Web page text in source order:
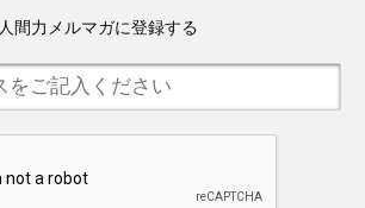
人間力メルマガに登録する